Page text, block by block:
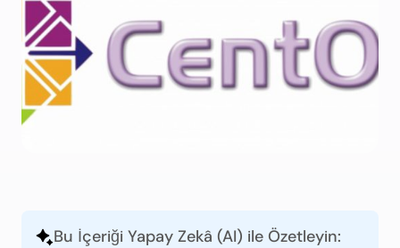
Bu İçeriği Yapay Zekâ (AI) ile Özetleyin: